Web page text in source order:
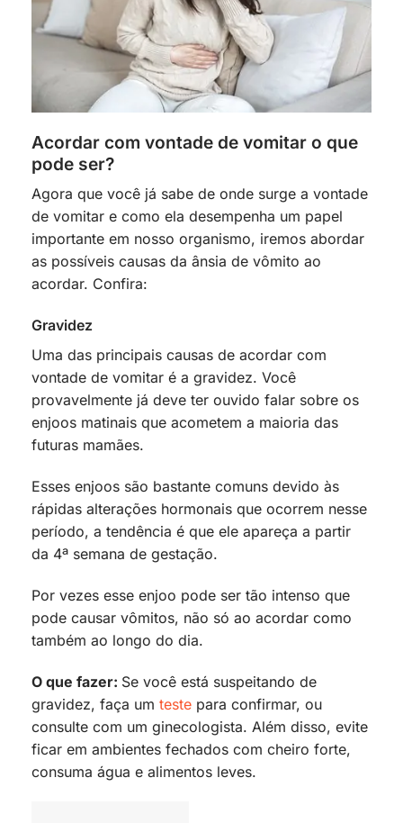
Acordar com vontade de vomitar o que
pode ser?
Agora que você já sabe de onde surge a vontade
de vomitar e como ela desempenha um papel
importante em nosso organismo, iremos abordar
as possíveis causas da ânsia de vômito ao
acordar. Confira:
Gravidez
Uma das principais causas de acordar com
vontade de vomitar é a gravidez. Você
provavelmente já deve ter ouvido falar sobre os
enjoos matinais que acometem a maioria das
futuras mamães.
Esses enjoos são bastante comuns devido às
rápidas alterações hormonais que ocorrem nesse
período, a tendência é que ele apareça a partir
da 4ª semana de gestação.
Por vezes esse enjoo pode ser tão intenso que
pode causar vômitos, não só ao acordar como
também ao longo do dia.
O que fazer: Se você está suspeitando de
gravidez, faça um teste para confirmar, ou
consulte com um ginecologista. Além disso, evite
ficar em ambientes fechados com cheiro forte,
consuma água e alimentos leves.